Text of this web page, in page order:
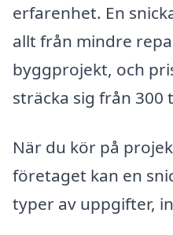
erfarenhet. En
allt från mindre
byggprojekt, och
sträcka sig från 300
När du kör på
företaget kan en
typer av uppgifter,